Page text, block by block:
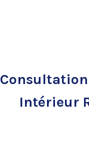
Intérieur